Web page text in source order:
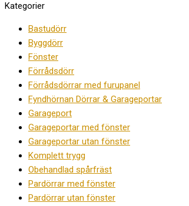
Kategorier
Bastudörr
Byggdörr
Fönster
Förrådsdörr
Förrådsdörrar med furupanel
Fyndhörnan Dörrar & Garageportar
Garageport
Garageportar med fönster
Garageportar utan fönster
Komplett trygg
Obehandlad spårfräst
Pardörrar med fönster
Pardörrar utan fönster